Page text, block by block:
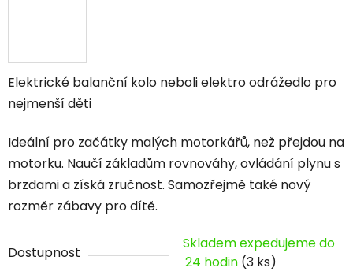
Elektrické balanční kolo neboli elektro odrážedlo pro
nejmenší děti
Ideální pro začátky malých motorkářů, než přejdou na
motorku. Naučí základům rovnováhy, ovládání plynu s
brzdami a získá zručnost. Samozřejmě také nový
rozměr zábavy pro dítě.
Dostupnost
Skladem expedujeme do
24 hodin (3 ks)